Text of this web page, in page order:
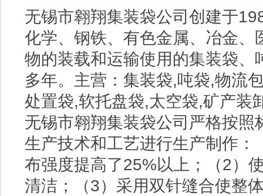
无锡市翱翔集装袋公司创建于
化学、钢铁、有色金属、冶金
物的装载和运输使用的集装袋
多年。主营：集装袋,吨袋,物流
处置袋,软托盘袋,太空袋,矿产装
无锡市翱翔集装袋公司严格按
生产技术和工艺进行生产制作
布强度提高了25%以上；（2）
清洁；（3）采用双针缝合使整